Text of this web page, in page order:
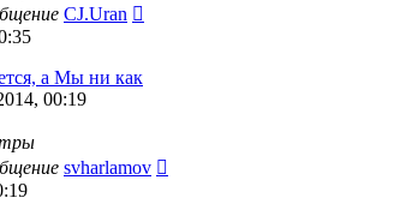
CJ.Uran
а Мы ни как
00:19
svharlamov